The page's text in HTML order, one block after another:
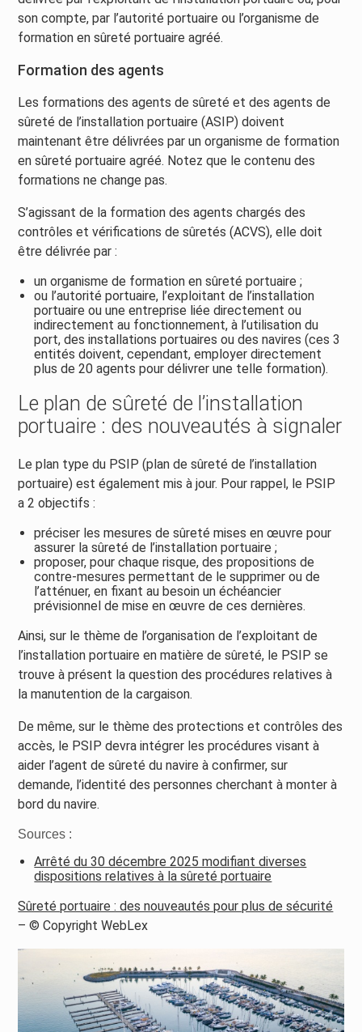
son compte, par l’autorité portuaire ou l’organisme de
formation en sûreté portuaire agréé.
Formation des agents
Les formations des agents de sûreté et des agents de
sûreté de l’installation portuaire (ASIP) doivent
maintenant être délivrées par un organisme de formation
en sûreté portuaire agréé. Notez que le contenu des
formations ne change pas.
S’agissant de la formation des agents chargés des
contrôles et vérifications de sûretés (ACVS), elle doit
être délivrée par :
un organisme de formation en sûreté portuaire ;
ou l’autorité portuaire, l’exploitant de l’installation
portuaire ou une entreprise liée directement ou
indirectement au fonctionnement, à l’utilisation du
port, des installations portuaires ou des navires (ces 3
entités doivent, cependant, employer directement
plus de 20 agents pour délivrer une telle formation).
Le plan de sûreté de l’installation
portuaire : des nouveautés à signaler
Le plan type du PSIP (plan de sûreté de l’installation
portuaire) est également mis à jour. Pour rappel, le PSIP
a 2 objectifs :
préciser les mesures de sûreté mises en œuvre pour
assurer la sûreté de l’installation portuaire ;
proposer, pour chaque risque, des propositions de
contre-mesures permettant de le supprimer ou de
l’atténuer, en fixant au besoin un échéancier
prévisionnel de mise en œuvre de ces dernières.
Ainsi, sur le thème de l’organisation de l’exploitant de
l’installation portuaire en matière de sûreté, le PSIP se
trouve à présent la question des procédures relatives à
la manutention de la cargaison.
De même, sur le thème des protections et contrôles des
accès, le PSIP devra intégrer les procédures visant à
aider l’agent de sûreté du navire à confirmer, sur
demande, l’identité des personnes cherchant à monter à
bord du navire.
Sources :
Arrêté du 30 décembre 2025 modifiant diverses
dispositions relatives à la sûreté portuaire
Sûreté portuaire : des nouveautés pour plus de sécurité
– © Copyright WebLex